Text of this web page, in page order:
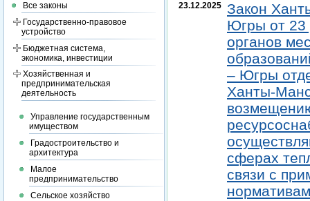
Все законы
Государственно-правовое
устройство
Бюджетная система,
экономика, инвестиции
Хозяйственная и
предпринимательская
деятельность
Управление государственным
имуществом
Градостроительство и
архитектура
Малое
предпринимательство
Сельское хозяйство
23.12.2025
Закон
Югры от 23
органов
– Югры
Ханты-
сферах
связи с